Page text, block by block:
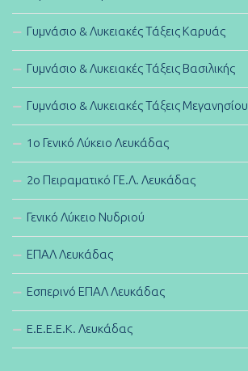
Γυμνάσιο & Λυκειακές Τάξεις Καρυάς
Γυμνάσιο & Λυκειακές Τάξεις Βασιλικής
Γυμνάσιο & Λυκειακές Τάξεις Μεγανησίου
1ο Γενικό Λύκειο Λευκάδας
2ο Πειραματικό ΓΕ.Λ. Λευκάδας
Γενικό Λύκειο Νυδριού
ΕΠΑΛ Λευκάδας
Εσπερινό ΕΠΑΛ Λευκάδας
E.E.E.E.K. Λευκάδας